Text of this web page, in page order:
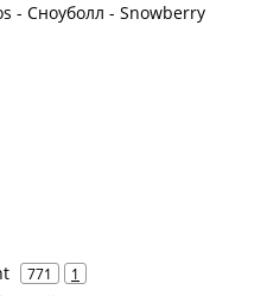
- Сноуболл - Snowberry
771 1